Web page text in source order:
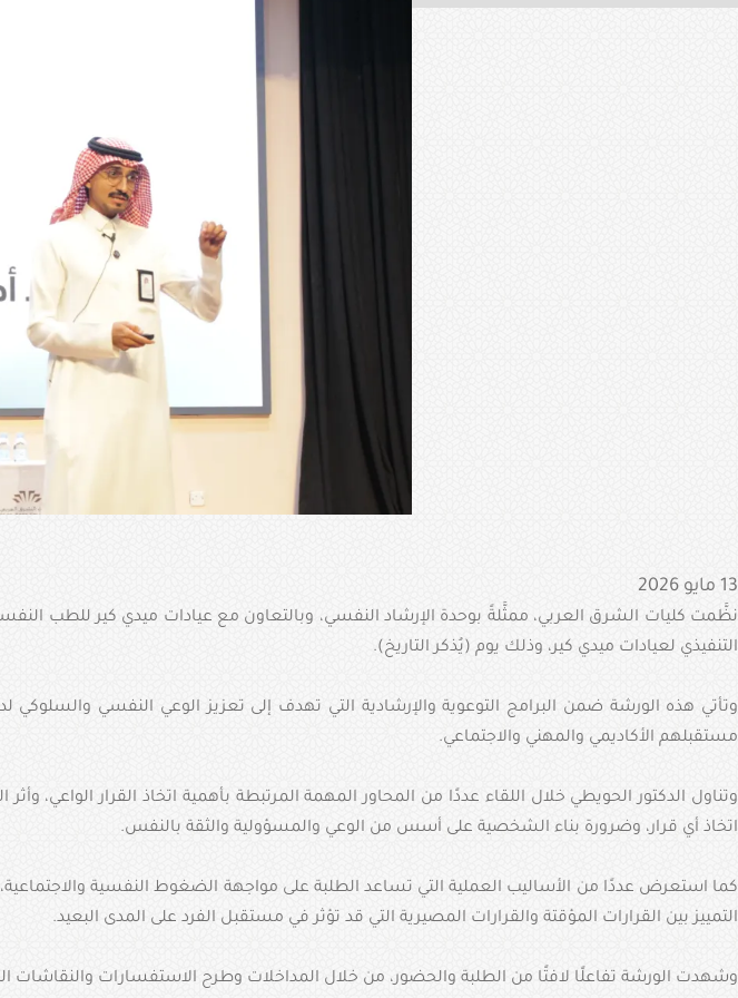
13 مايو 2026
نظَّمت كليات الشرق العربي، ممثَّلةً بوحدة الإرشاد النفسي، وبالتعاون مع عيادات ميدي كير للطب
التنفيذي لعيادات ميدي كير، وذلك يوم (يُذكر التاريخ).
وتأتي هذه الورشة ضمن البرامج التوعوية والإرشادية التي تهدف إلى تعزيز الوعي النفسي والسلوكي
مستقبلهم الأكاديمي والمهني والاجتماعي.
وتناول الدكتور الحويطي خلال اللقاء عددًا من المحاور المهمة المرتبطة بأهمية اتخاذ القرار الواعي،
اتخاذ أي قرار، وضرورة بناء الشخصية على أسس من الوعي والمسؤولية والثقة بالنفس.
كما استعرض عددًا من الأساليب العملية التي تساعد الطلبة على مواجهة الضغوط النفسية والاجتماعية،
التمييز بين القرارات المؤقتة والقرارات المصيرية التي قد تؤثر في مستقبل الفرد على المدى البعيد.
وشهدت الورشة تفاعلًا لافتًا من الطلبة والحضور، من خلال المداخلات وطرح الاستفسارات والنقاشات